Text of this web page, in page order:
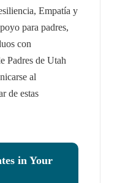
Empatía y
para padres,
con
Padres de Utah
al
de estas
in Your